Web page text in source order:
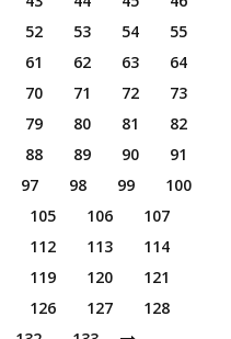
52 53 54
55
61 62 63
64
70 71 72
73
79 80 81
82
88 89 90
91
97 98 99
100
105 106
107
112 113
114
119 120
121
126 127
128